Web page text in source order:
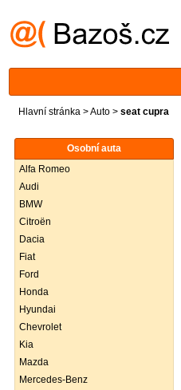
Hlavní stránka >Auto > seat cupra
Osobní auta
Alfa Romeo
Audi
BMW
Citroën
Dacia
Fiat
Ford
Honda
Hyundai
Chevrolet
Kia
Mazda
Mercedes-Benz